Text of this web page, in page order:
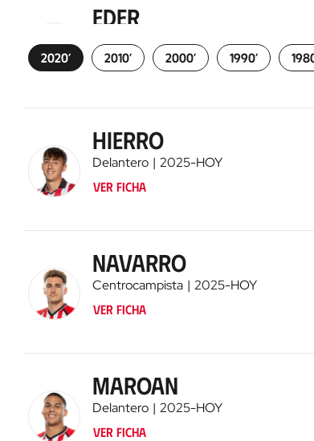
2020’ 2010’ 2000’ 1990’
Eder
Centrocampista 2026 -2026
Ver ficha
Hierro
Delantero 2025-HOY
Ver ficha
Navarro
Centrocampista 2025-HOY
Ver ficha
Maroan
Delantero 2025-HOY
Ver ficha